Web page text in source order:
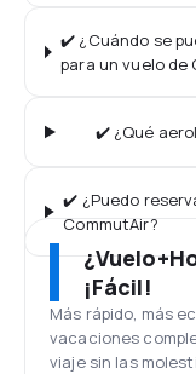
✔️ ¿Cuándo se
para un vuelo de
✔️ ¿Qué
✔️ ¿Puedo
CommutAir?
¡Fácil!
Más rápido, más
vacaciones
viaje sin las